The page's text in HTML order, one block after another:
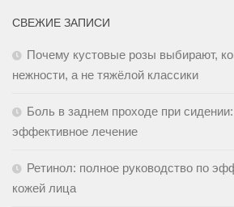
СВЕЖИЕ ЗАПИСИ
Почему кустовые розы выбирают,
нежности, а не тяжёлой классики
Боль в заднем проходе при
эффективное лечение
Ретинол: полное руководство по
кожей лица